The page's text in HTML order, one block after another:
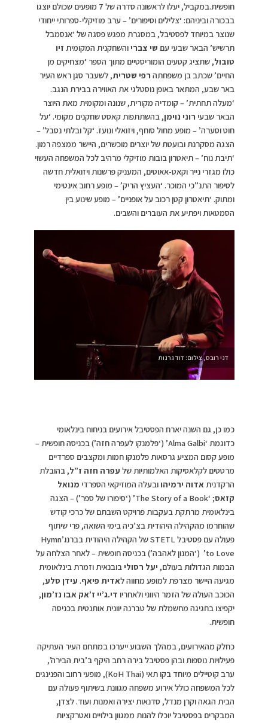
חופשית.במקביל, יעלו לראשונה סדרה של 7 מופעים שכולם יוצגו
בבכורה וביניהם: ‘צלילים וסיפורים’ – ערב מוזיקלי-ספרותי ייחודי
שנוצר במיוחד לפסטיבל, במסגרת מפגש פסגה של ‘אנסמבל
תרשיש’ הבאר שבעי עם שי צברי והשחקנית המקומית זיו
טובול, שתציג קטעים הומוריסטיים מתוך הספר ‘מצחיקים מן
החיים’ שכתב בן משפחתה רפי שטרית, לשעבר סגן ראש העיר
באר שבע, המתאר באופן נוסטלגי את האווירה בבירת הנגב.
‘מעלה תחתית’ – קומדיה מקורית, שנונה ומקומית מאת היוצר
הבאר שבעי רוני נוימן, בהשתתפות קאסט שחקנים מקומי. ‘על
חוט וסערה’ – מופע מחול סוחף, ויזואלי ונועז. ‘קל ובלתי נסבל’ –
הצגה מסקרנת ובועטת של יוצרים מוכשרים, היישר ממצפה רמון.
‘תיבת נוח’ – תיאטרון בובות מוזיקלי מרהיב לכל המשפחה העשוי
כולו מגזרי נייר וקאט-אאוטים, המעניק פרשנות ויזואלית חדשה
לסיפור התנ”כי המוכר. ‘העציץ הריק’ – מופע רחוב אינטימי
ומתוק. ‘תיאטרון קטן רכוב על אופניים’ – מופע שינוע בין
הסמטאות ויפתיע את העוברים והשבים.
דני רובס, צילום: דוד גרנות
כמו כן, גם השנה יארח הפסטיבל אירועים בניחוח בינלאומי
כדוגמת ‘Alma Galbi’ (‘פלמנקו לעפרה חזה’) בכניסה חופשית –
מופע קסום המציע גרסאות פלמנקו חמות ומקצבים ספרדיים
מרטטים לקלאסיקות האלמותיות של עפרה חזה ז”ל, בהובלת
הרקדניתאדוה ירמיהו ובעלה המוזיקאי הספרדי מנואל
קזאס
; ‘The Story of a Book’ (‘סיפורו של ספר’) – הצגה
בינלאומית מרתקת בעקבות פרויקט השבתם של כרכי קודש
שהוחרמו מהקהילה היהודית בצ’כיה בימי השואה, פרי שיתוף
פעולה עם פסטיבל STETL של הקהילה היהודית בברנו.’Hymn
to Love’ (‘המנון לאהבה’) בכניסה חופשית – לאחר הצלחה על
הבמות הגדולות בעולם, יעל רסולי בובנאית וזמרת בינלאומית
מגיעה היישר מצרפת למופע מחווה לאדית פיאף. עידן סלע,
הכוכב העולה של הזמר היווני ולאחריו די.ג’יי ז’אק אבו נז’מון,
יקפיצו בחגיגה מחשמלת של טברנה יוונית אותנטית בכניסה
חופשית.
כחלק מהאירועים, במהלך השבוע ייערכו במתחם העיר העתיקה
פעילויות נוספות ובהן פסטיבל בירה רחב היקף ב’בית הבירה’,
ערב קוטיילים מיוחד בקו תאי (KoH Thai), מופעי רחוב והפנינגים
לכל המשפחה כולל אירוע משפחה מגוונת בשיתוף פעולה עם
הבית הגאה וקרן מנדל, סדנאות יצירה ואמנות ועוד. לצדן,
המבקרים בפסטיבל יוכלו להנות ממגוון בילויים ואטרקציות